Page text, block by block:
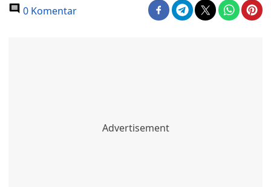
0 Komentar